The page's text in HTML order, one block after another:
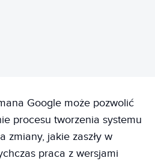
Google może pozwolić
procesu tworzenia systemu
zmiany, jakie zaszły w
praca z wersjami